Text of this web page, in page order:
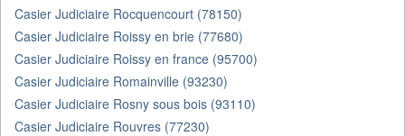
Casier Judiciaire Rocquencourt (78150)
Casier Judiciaire Roissy en brie (77680)
Casier Judiciaire Roissy en france (95700)
Casier Judiciaire Romainville (93230)
Casier Judiciaire Rosny sous bois (93110)
Casier Judiciaire Rouvres (77230)